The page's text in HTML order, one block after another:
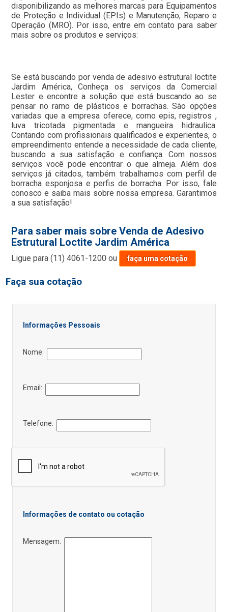
disponibilizando as melhores marcas para Equipamentos
de Proteção e Individual (EPIs) e Manutenção, Reparo e
Operação (MRO). Por isso, entre em contato para saber
mais sobre os produtos e serviços:
Se está buscando por venda de adesivo estrutural loctite
Jardim América, Conheça os serviços da Comercial
Lester e encontre a solução que está buscando ao se
pensar no ramo de plásticos e borrachas. São opções
variadas que a empresa oferece, como epis, registros ,
luva tricotada pigmentada e mangueira hidraulica.
Contando com profissionais qualificados e experientes, o
empreendimento entende a necessidade de cada cliente,
buscando a sua satisfação e confiança. Com nossos
serviços você pode encontrar o que almeja. Além dos
serviços já citados, também trabalhamos com perfil de
borracha esponjosa e perfis de borracha. Por isso, fale
conosco e saiba mais sobre nossa empresa. Garantimos
a sua satisfação!
Para saber mais sobre Venda de Adesivo
Estrutural Loctite Jardim América
Ligue para(11) 4061-1200 ou faça uma cotação
Faça sua cotação
Informações Pessoais
Nome:
Email:
Telefone:
Informações de contato ou cotação
Mensagem: